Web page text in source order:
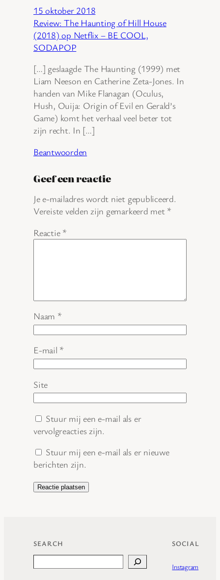
15 oktober 2018
Review: The Haunting of Hill House
(2018) op Netflix – BE COOL,
SODAPOP
[…] geslaagde The Haunting (1999) met
Liam Neeson en Catherine Zeta-Jones. In
handen van Mike Flanagan (Oculus,
Hush, Ouija: Origin of Evil en Gerald’s
Game) komt het verhaal veel beter tot
zijn recht. In […]
Beantwoorden
Geef een reactie
Je e-mailadres wordt niet gepubliceerd.
Vereiste velden zijn gemarkeerd met *
Reactie *
Naam *
E-mail *
Site
Stuur mij een e-mail als er
vervolgreacties zijn.
Stuur mij een e-mail als er nieuwe
berichten zijn.
SEARCH SOCIAL
Instagram